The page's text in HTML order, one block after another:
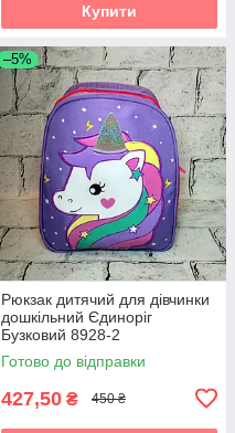
Купити
–5%
Рюкзак дитячий для дівчинки
дошкільний Єдиноріг
Бузковий 8928-2
Готово до відправки
427,50 ₴ 450 ₴